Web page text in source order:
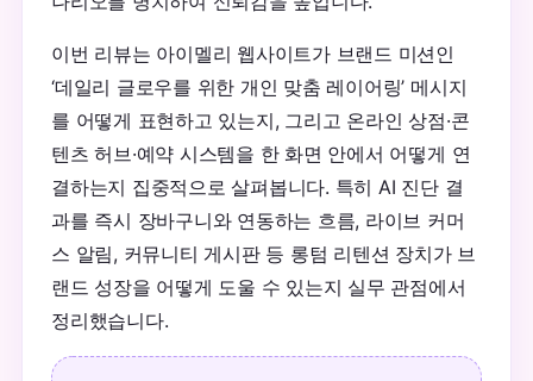
이번 리뷰는 아이멜리 웹사이트가 브랜드 미션인
‘데일리 글로우를 위한 개인 맞춤 레이어링’ 메시지
를 어떻게 표현하고 있는지, 그리고 온라인 상점·콘
텐츠 허브·예약 시스템을 한 화면 안에서 어떻게 연
결하는지 집중적으로 살펴봅니다. 특히 AI 진단 결
과를 즉시 장바구니와 연동하는 흐름, 라이브 커머
스 알림, 커뮤니티 게시판 등 롱텀 리텐션 장치가 브
랜드 성장을 어떻게 도울 수 있는지 실무 관점에서
정리했습니다.